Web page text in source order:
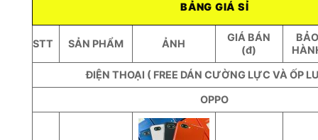
BẢNG GIÁ SỈ
STT SẢN PHẨM ẢNH
GIÁ BÁN
(đ)
BẢO
ĐIỆN THOẠI ( FREE DÁN CƯỜNG LỰC VÀ ỐP
OPPO